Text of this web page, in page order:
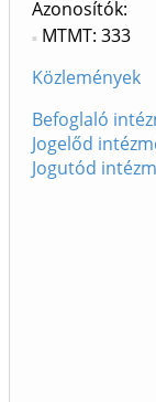
Azonosítók
MTMT: 333
Közlemények
Befoglaló
Jogelőd
Jogutód